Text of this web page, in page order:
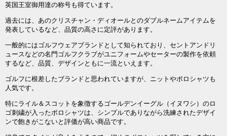
英国王室御用達の称号も得ています。
過去には、あのクリスチャン・ディオールとのダブルネームアイテムを
発表しているなど、品質の高さに定評があります。
一般的にはゴルフウェアブランドとして知られており、セントアンドリ
ュースなどの名門ゴルフクラブがユニフォームやセーターの製作を依頼
するなど、品質、デザインともに一流といえます。
ゴルフに根差したブランドと思われていますが、ニットやポロシャツも
人気です。
特にライル＆スコットを象徴するゴールデンイーグル（イヌワシ）のロ
ゴ刺繍が入ったポロシャツは、シンプルでありながら洗練されたデザイ
ンで飽きがこないと評価が高い商品です。